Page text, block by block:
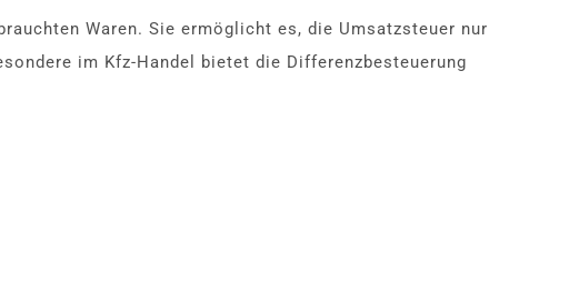
Waren. Sie ermöglicht es, die Umsatzsteuer nur
im Kfz-Handel bietet die Differenzbesteuerung